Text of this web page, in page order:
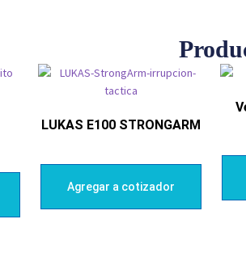
LUKAS E100 STRONGARM
Agregar a cotizador